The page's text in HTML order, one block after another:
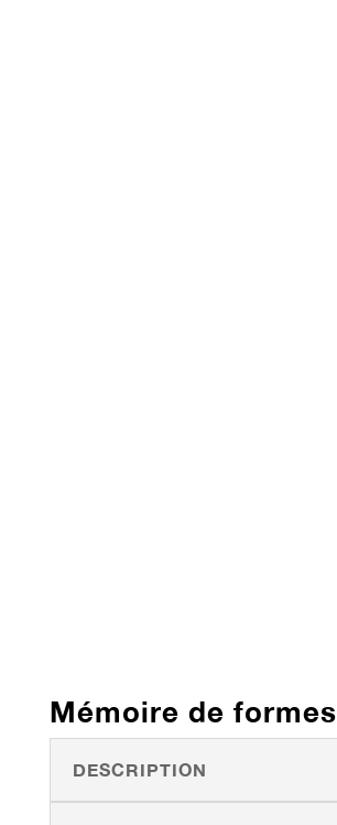
Mémoire de formes
DESCRIPTION